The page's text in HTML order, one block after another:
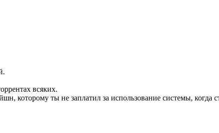
всяких.
которому ты не заплатил за использование системы,